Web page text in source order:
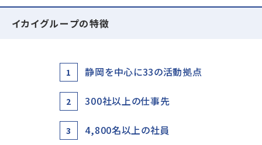
イカイグループの特徴
1 静岡を中心に33の活動拠点
2 300社以上の仕事先
3 4,800名以上の社員